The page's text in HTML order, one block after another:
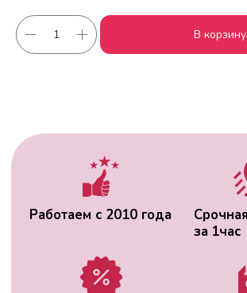
В корзину
Работаем с 2010 года
Срочная доставка
Гарантия качества